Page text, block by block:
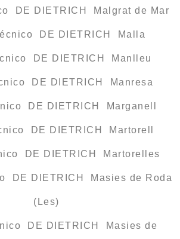
DE DIETRICH Malgrat de Mar
DE DIETRICH Malla
DE DIETRICH Manlleu
DE DIETRICH Manresa
DE DIETRICH Marganell
DE DIETRICH Martorell
DE DIETRICH Martorelles
DE DIETRICH Masies de Roda
(Les)
DE DIETRICH Masies de